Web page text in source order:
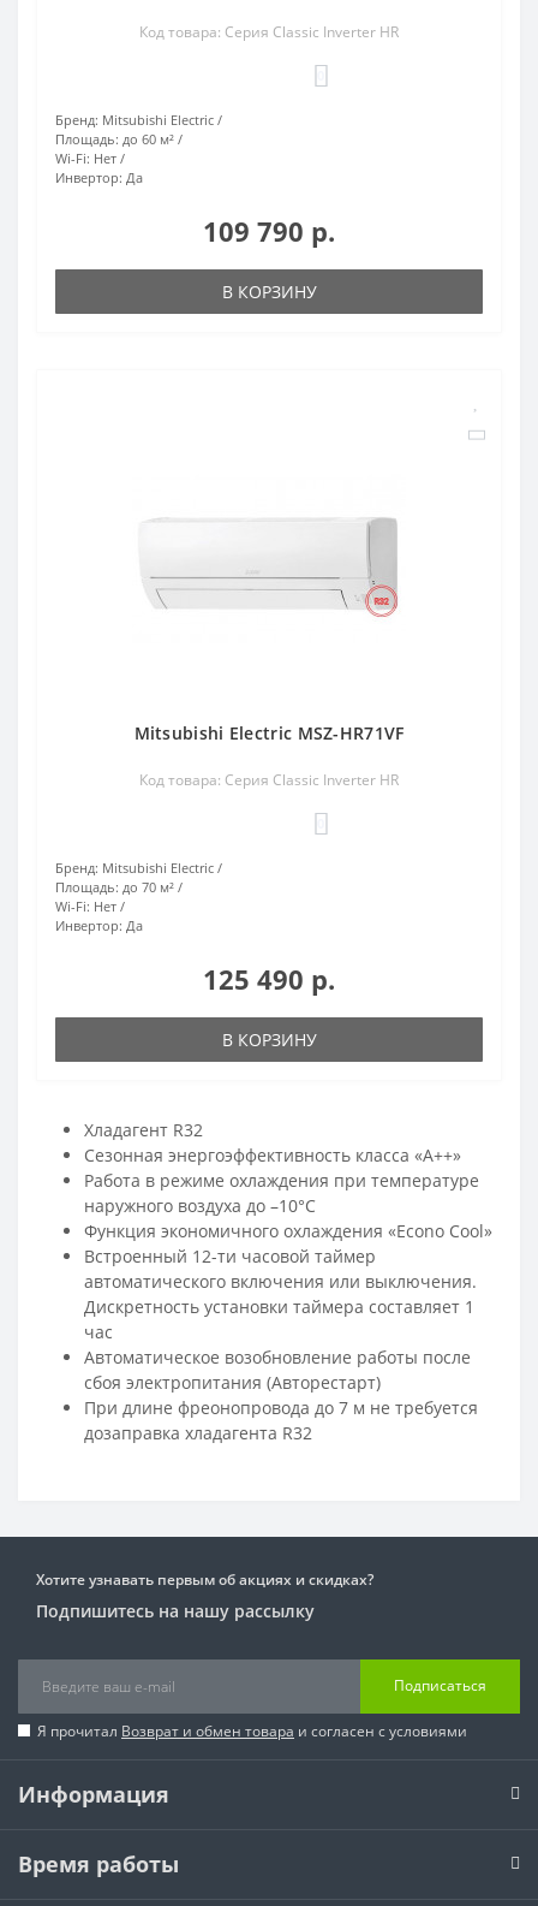
Код товара: Серия Classic Inverter HR
Бренд: Mitsubishi Electric
Площадь: до 60 м²
Wi-Fi: Нет
Инвертор: Да
109 790 р.
В КОРЗИНУ
Mitsubishi Electric MSZ-HR71VF
Код товара: Серия Classic Inverter HR
Бренд: Mitsubishi Electric
Площадь: до 70 м²
Wi-Fi: Нет
Инвертор: Да
125 490 р.
В КОРЗИНУ
Хладагент R32
Сезонная энергоэффективность класса «А++»
Работа в режиме охлаждения при температуре
наружного воздуха до –10°C
Функция экономичного охлаждения «Econo Cool»
Встроенный 12-ти часовой таймер
автоматического включения или выключения.
Дискретность установки таймера составляет 1
час
Автоматическое возобновление работы после
сбоя электропитания (Авторестарт)
При длине фреонопровода до 7 м не требуется
дозаправка хладагента R32
Хотите узнавать первым об акциях и скидках?
Подпишитесь на нашу рассылку
Подписаться
Я прочитал Возврат и обмен товара и согласен с условиями
Информация
Время работы